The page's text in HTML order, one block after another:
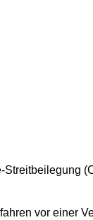
vor einer